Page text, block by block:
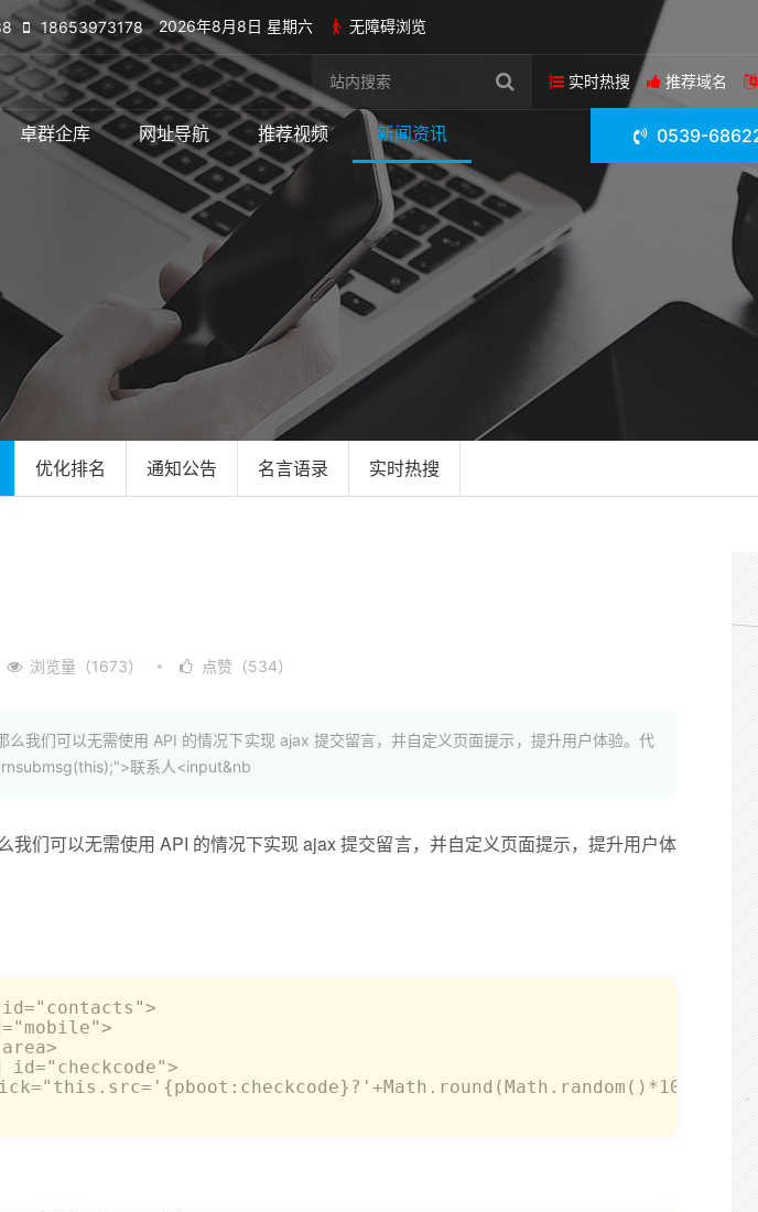
18653973178 2026年8月8日 星期六 无障碍浏览
实时热搜 推荐域名
卓群企库 网址导航 推荐视频 新闻资讯 0539-
优化排名 通知公告 名言语录 实时热搜
浏览量（1673） 点赞（534）
我们可以无需使用 API 的情况下实现 ajax 提交留言，并自定义页面提示，提升用户体验。代
联系人<input&nb
们可以无需使用 API 的情况下实现 ajax 提交留言，并自定义页面提示，提升用户体
id="contacts">
id="mobile">
id="checkcode">